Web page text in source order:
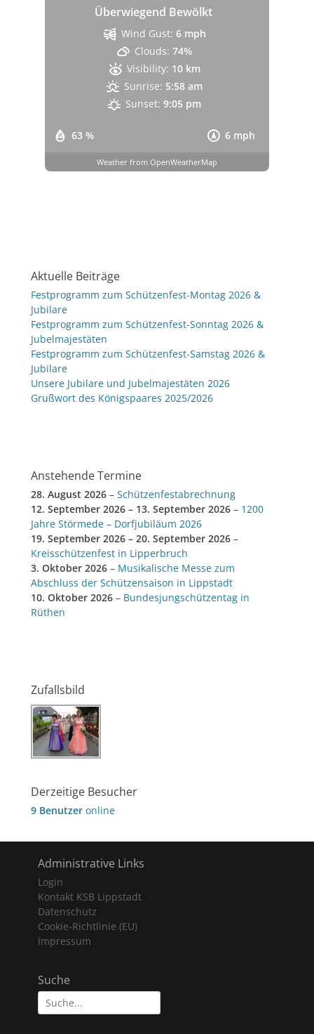
Überwiegend Bewölkt
63 % 6 mph
Wind Gust: 6 mph
Clouds: 74%
Visibility: 10 km
Sunrise: 5:58 am
Sunset: 9:05 pm
Weather from OpenWeatherMap
Aktuelle Beiträge
Festprogramm zum Schützenfest-Montag 2026 &
Jubilare
Festprogramm zum Schützenfest-Sonntag 2026 &
Jubelmajestäten
Festprogramm zum Schützenfest-Samstag 2026 &
Jubilare
Unsere Jubilare und Jubelmajestäten 2026
Grußwort des Königspaares 2025/2026
Anstehende Termine
28. August 2026 – Schützenfestabrechnung
12. September 2026 – 13. September 2026 – 1200
Jahre Störmede – Dorfjubiläum 2026
19. September 2026 – 20. September 2026 –
Kreisschützenfest in Lipperbruch
3. Oktober 2026 – Musikalische Messe zum
Abschluss der Schützensaison in Lippstadt
10. Oktober 2026 – Bundesjungschützentag in
Rüthen
Zufallsbild
Derzeitige Besucher
9 Benutzer online
Administrative Links
Login
Kontakt KSB Lippstadt
Datenschutz
Cookie-Richtlinie (EU)
Impressum
Suche
Suche
nach: